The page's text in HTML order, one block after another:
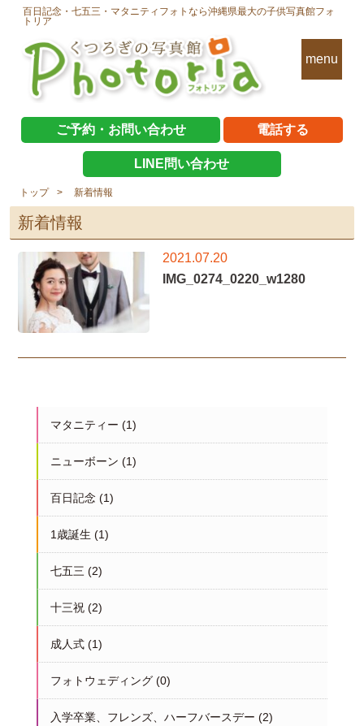
百日記念・七五三・マタニティフォトなら沖縄県最大の子供写真館フォ
トリア
menu
ご予約・お問い合わせ 電話する
LINE問い合わせ
トップ 新着情報
新着情報
2021.07.20
IMG_0274_0220_w1280
マタニティー (1)
ニューボーン (1)
百日記念 (1)
1歳誕生 (1)
七五三 (2)
十三祝(2)
成人式(1)
フォトウェディング(0)
入学卒業、フレンズ、ハーフバースデー (2)